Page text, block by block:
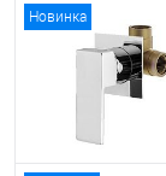
Новинка